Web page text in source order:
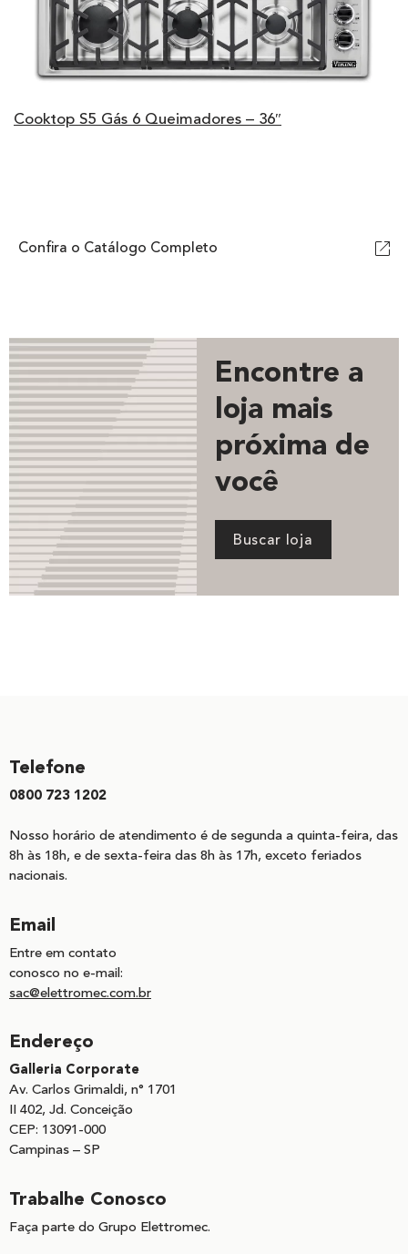
Cooktop S5 Gás 6 Queimadores – 36″
Confira o Catálogo Completo
Encontre a
loja mais
próxima de
você
Buscar loja
Telefone
0800 723 1202
Nosso horário de atendimento é de segunda a quinta-feira, das
8h às 18h, e de sexta-feira das 8h às 17h, exceto feriados
nacionais.
Email
Entre em contato
conosco no e-mail:
sac@elettromec.com.br
Endereço
Galleria Corporate
Av. Carlos Grimaldi, n° 1701
II 402, Jd. Conceição
CEP: 13091-000
Campinas – SP
Trabalhe Conosco
Faça parte do Grupo Elettromec.